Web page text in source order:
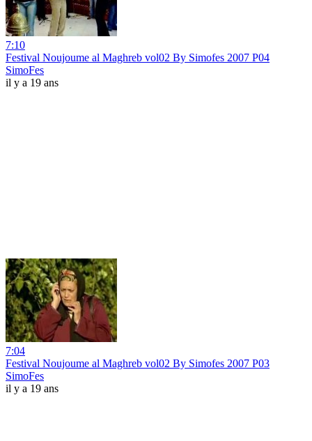
7:10
Festival Noujoume al Maghreb vol02 By Simofes 2007 P04
SimoFes
il y a 19 ans
7:04
Festival Noujoume al Maghreb vol02 By Simofes 2007 P03
SimoFes
il y a 19 ans